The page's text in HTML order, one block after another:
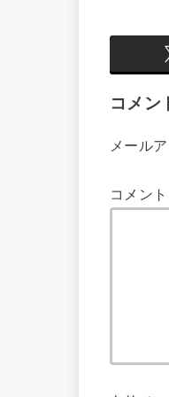
コメン
メール
コメント